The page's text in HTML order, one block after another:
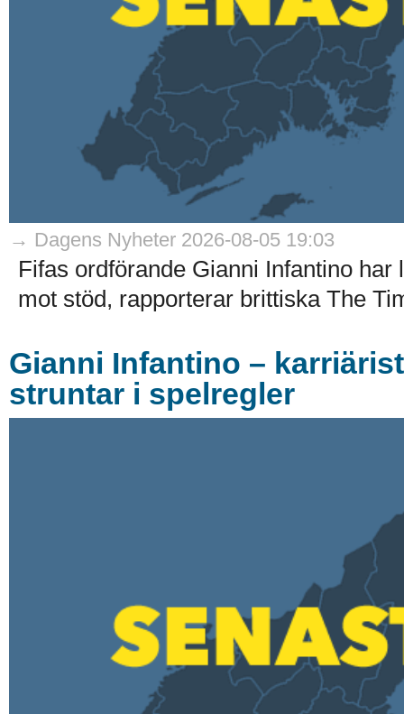
→ Dagens Nyheter 2026-08-05 19:03
Fifas ordförande Gianni Infantino
mot stöd, rapporterar brittiska The
Gianni Infantino –
struntar i spelregler